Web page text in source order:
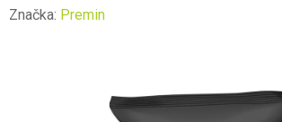
hodnocení
Značka: Premin